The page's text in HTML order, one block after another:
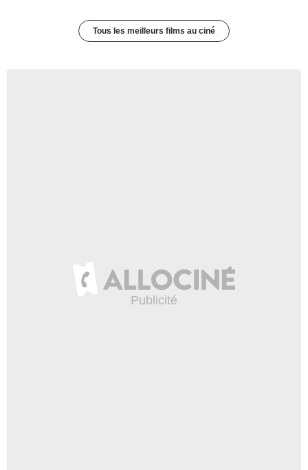
Tous les meilleurs films au ciné